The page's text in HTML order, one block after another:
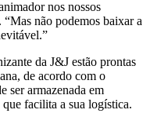
nos nossos
não podemos baixar a
da J&J estão prontas
de acordo com o
ser armazenada em
facilita a sua logística.